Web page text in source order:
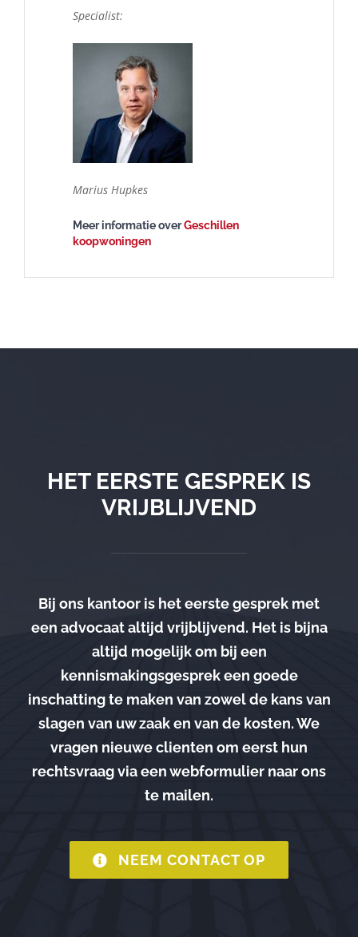
Specialist:
Marius Hupkes
Meer informatie overGeschillen
koopwoningen
HET EERSTE GESPREK IS
VRIJBLIJVEND
Bij ons kantoor is het eerste gesprek met
een advocaat altijd vrijblijvend. Het is bijna
altijd mogelijk om bij een
kennismakingsgesprek een goede
inschatting te maken van zowel de kans van
slagen van uw zaak en van de kosten. We
vragen nieuwe clienten om eerst hun
rechtsvraag via een webformulier naar ons
te mailen.
NEEM CONTACT OP